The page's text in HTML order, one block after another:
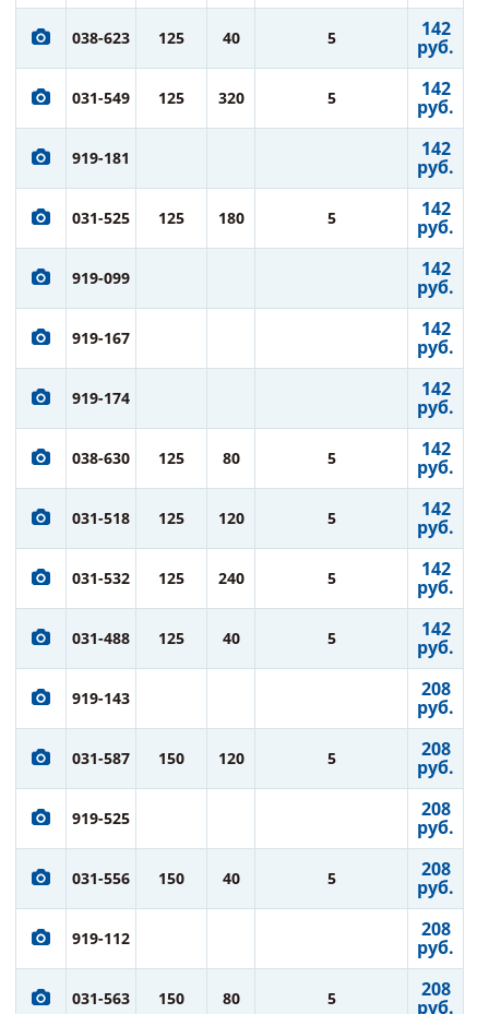
038-623 125 40 5 142
руб.
031-549 125 320 5 142
руб.
919-181 142
руб.
031-525 125 180 5 142
руб.
919-099 142
руб.
919-167 142
руб.
919-174 142
руб.
038-630 125 80 5 142
руб.
031-518 125 120 5 142
руб.
031-532 125 240 5 142
руб.
031-488 125 40 5 142
руб.
919-143 208
руб.
031-587 150 120 5 208
руб.
919-525 208
руб.
031-556 150 40 5 208
руб.
919-112 208
руб.
031-563 150 80 5 208
руб.